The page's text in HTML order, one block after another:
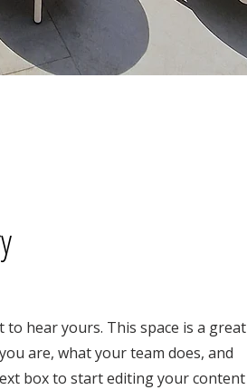
hear yours. This space is a great
are, what your team does, and
box to start editing your content